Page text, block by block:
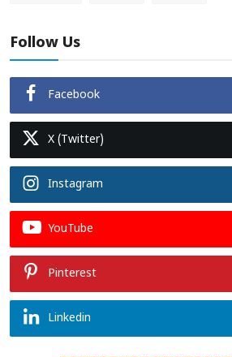
Follow Us
Facebook
X (Twitter)
Instagram
YouTube
Pinterest
Linkedin